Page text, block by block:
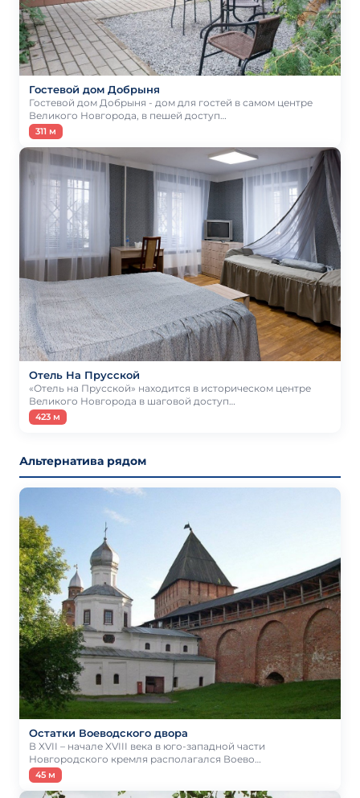
Гостевой дом Добрыня
Гостевой дом Добрыня - дом для гостей в самом центре
Великого Новгорода, в пешей доступ…
311 м
Отель На Прусской
«Отель на Прусской» находится в историческом центре
Великого Новгорода в шаговой доступ…
423 м
Альтернатива рядом
Остатки Воеводского двора
В XVII – начале XVIII века в юго-западной части
Новгородского кремля располагался Воево…
45 м